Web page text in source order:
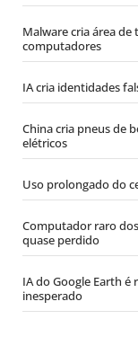
Malware cria área
computadores
IA cria identidades
China cria pneus de
elétricos
Uso prolongado do
Computador raro
quase perdido
IA do Google Earth
inesperado